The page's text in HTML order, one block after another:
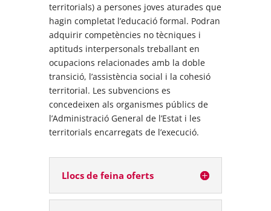
territorials) a persones joves aturades que
hagin completat l’educació formal. Podran
adquirir competències no tècniques i
aptituds interpersonals treballant en
ocupacions relacionades amb la doble
transició, l’assistència social i la cohesió
territorial. Les subvencions es
concedeixen als organismes públics de
l’Administració General de l’Estat i les
territorials encarregats de l’execució.
Llocs de feina oferts